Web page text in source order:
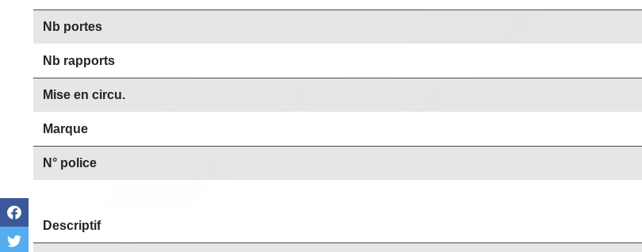
Nb portes
Nb rapports
Mise en circu.
Marque
N° police
Descriptif